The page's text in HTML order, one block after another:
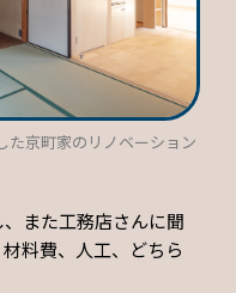
た京町家のリノベーション
また工務店さんに聞
料費、人工、どちら